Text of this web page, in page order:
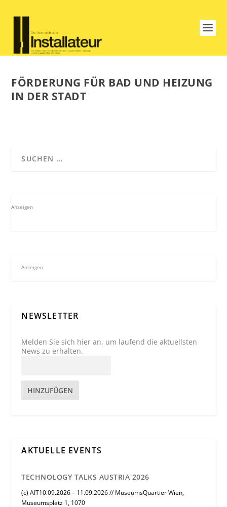
FÖRDERUNG FÜR BAD UND HEIZUNG
IN DER STADT
Anzeigen
Anzeigen
NEWSLETTER
Melden Sie sich hier an, um laufend die aktuellsten
News zu erhalten.
HINZUFÜGEN
AKTUELLE EVENTS
TECHNOLOGY TALKS AUSTRIA 2026
(c) AIT10.09.2026 – 11.09.2026 // MuseumsQuartier Wien,
Museumsplatz 1, 1070